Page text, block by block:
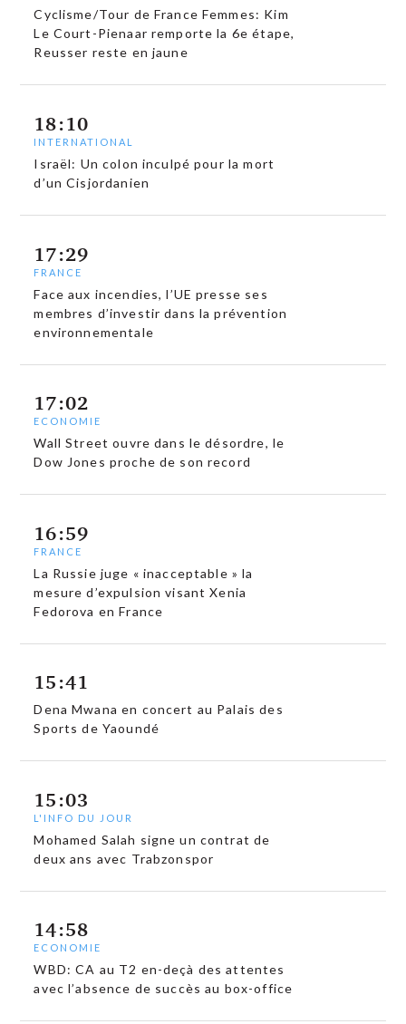
Cyclisme/Tour de France Femmes: Kim
Le Court-Pienaar remporte la 6e étape,
Reusser reste en jaune
18:10
INTERNATIONAL
Israël: Un colon inculpé pour la mort
d’un Cisjordanien
17:29
FRANCE
Face aux incendies, l’UE presse ses
membres d’investir dans la prévention
environnementale
17:02
ECONOMIE
Wall Street ouvre dans le désordre, le
Dow Jones proche de son record
16:59
FRANCE
La Russie juge « inacceptable » la
mesure d’expulsion visant Xenia
Fedorova en France
15:41
Dena Mwana en concert au Palais des
Sports de Yaoundé
15:03
L'INFO DU JOUR
Mohamed Salah signe un contrat de
deux ans avec Trabzonspor
14:58
ECONOMIE
WBD: CA au T2 en-deçà des attentes
avec l’absence de succès au box-office